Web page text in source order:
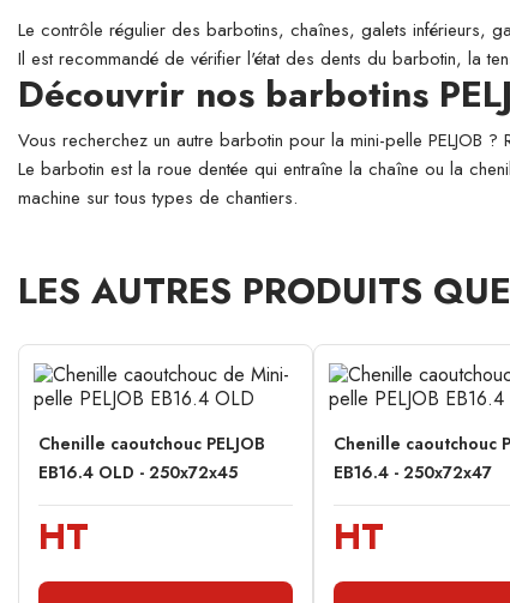
Le contrôle régulier des barbotins, chaînes, galets inférieurs,
Il est recommandé de vérifier l'état des dents du barbotin, la
Découvrir nos barbotins
Vous recherchez un autre barbotin pour la mini-pelle PELJOB
Le barbotin est la roue dentée qui entraîne la chaîne ou la
machine sur tous types de chantiers.
LES AUTRES PRODUITS QUE
Chenille caoutchouc PELJOB
EB16.4 OLD - 250x72x45
HT
Chenille caoutchouc
EB16.4 - 250x72x47
HT